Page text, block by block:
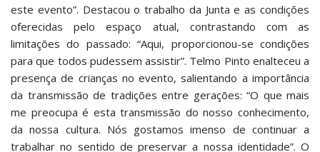
este evento”. Destacou o trabalho da Junta e as condições
oferecidas pelo espaço atual, contrastando com as
limitações do passado: “Aqui, proporcionou-se condições
para que todos pudessem assistir”. Telmo Pinto enalteceu a
presença de crianças no evento, salientando a importância
da transmissão de tradições entre gerações: “O que mais
me preocupa é esta transmissão do nosso conhecimento,
da nossa cultura. Nós gostamos imenso de continuar a
trabalhar no sentido de preservar a nossa identidade”. O